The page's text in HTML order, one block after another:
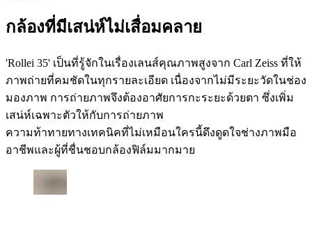
กล้องที่มีเสน่ห์ไม่เสื่อมคลาย
'Rollei 35' เป็นที่รู้จักในเรื่องเลนส์คุณภาพสูงจาก Carl Zeiss ที่ให้
ภาพถ่ายที่คมชัดในทุกรายละเอียด เนื่องจากไม่มีระยะวัดในช่อง
มองภาพ การถ่ายภาพจึงต้องอาศัยการกะระยะด้วยตา ซึ่งเพิ่ม
เสน่ห์เฉพาะตัวให้กับการถ่ายภาพ
ความท้าทายทางเทคนิคที่ไม่เหมือนใครนี้ดึงดูดใจช่างภาพมือ
อาชีพและผู้ที่ชื่นชอบกล้องฟิล์มมากมาย